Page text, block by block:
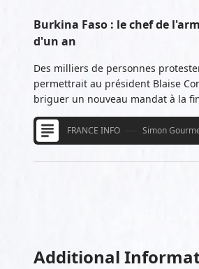
Burkina Faso : le chef de
d'un an
Des milliers de personnes
permettrait au président Blaise
briguer un nouveau mandat à la
FRANCE INFO Simon
Additional